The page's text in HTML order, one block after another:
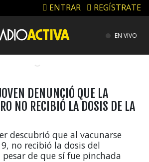
ENTRAR REGÍSTRATE
EN VIVO
DENUNCIÓ QUE LA
NO RECIBIÓ LA DOSIS DE LA
descubrió que al vacunarse
no recibió la dosis del
de que sí fue pinchada